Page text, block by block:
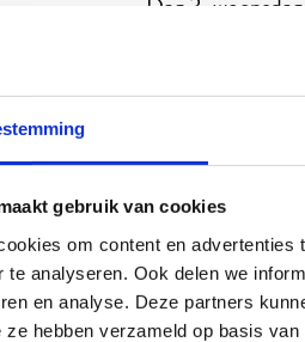
gebruik van cookies
om content en
te analyseren. Ook delen we
en analyse. Deze partners
ze hebben verzameld op basis
Armeense en
Burcht
Dag 4,
Dag 5, vrijdag:
Dag 6,